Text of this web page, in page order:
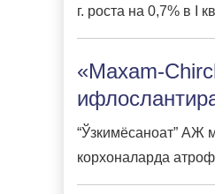
г. роста на 0,7% в I
«Maxam-
“Ўзкимёсаноат” АЖ
корхоналарда